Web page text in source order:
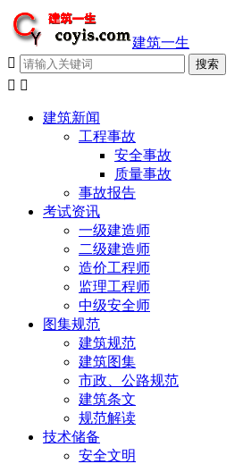
建筑一生

 
建筑新闻
工程事故
安全事故
质量事故
事故报告
考试资讯
一级建造师
二级建造师
造价工程师
监理工程师
中级安全师
图集规范
建筑规范
建筑图集
市政、公路规范
建筑条文
规范解读
技术储备
安全文明